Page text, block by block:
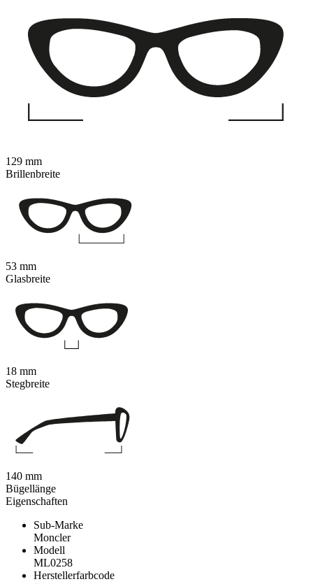
Eigenschaften
Sub-Marke
Moncler
Modell
ML0258
Herstellerfarbcode
129 mm
Brillenbreite
53 mm
Glasbreite
18 mm
Stegbreite
140 mm
Bügellänge